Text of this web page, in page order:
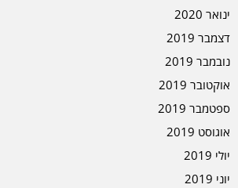
ינואר 2020
דצמבר 2019
נובמבר 2019
אוקטובר 2019
ספטמבר 2019
אוגוסט 2019
יולי 2019
יוני 2019